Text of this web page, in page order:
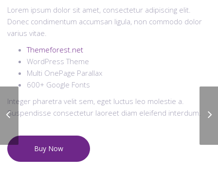
Lorem ipsum dolor sit amet, consectetur adipiscing elit.
Donec condimentum accumsan ligula, non commodo dolor
varius vitae.
Themeforest.net
WordPress Theme
Multi OnePage Parallax
600+ Google Fonts
Integer pharetra velit sem, eget luctus leo molestie a.
Suspendisse consectetur laoreet diam eleifend interdum.
Buy Now
Friendly Drivers